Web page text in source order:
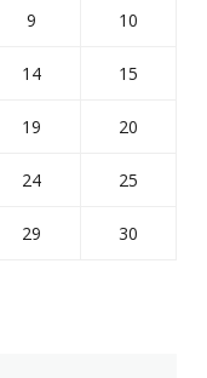
9 10
14 15
19 20
24 25
29 30